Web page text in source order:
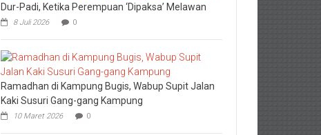
Dur-Padi, Ketika Perempuan ‘Dipaksa’ Melawan
8 Juli 2026 0
Ramadhan di Kampung Bugis, Wabup Supit Jalan
Kaki Susuri Gang-gang Kampung
10 Maret 2026 0